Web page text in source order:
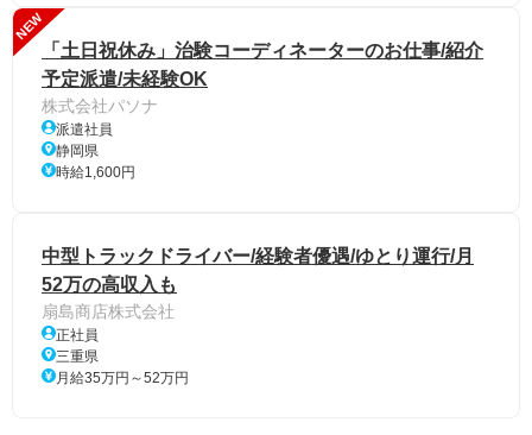
NEW
「土日祝休み」治験コーディネーターのお仕事/紹介
予定派遣/未経験OK
株式会社パソナ
派遣社員
静岡県
時給1,600円
中型トラックドライバー/経験者優遇/ゆとり運行/月
52万の高収入も
扇島商店株式会社
正社員
三重県
月給35万円～52万円